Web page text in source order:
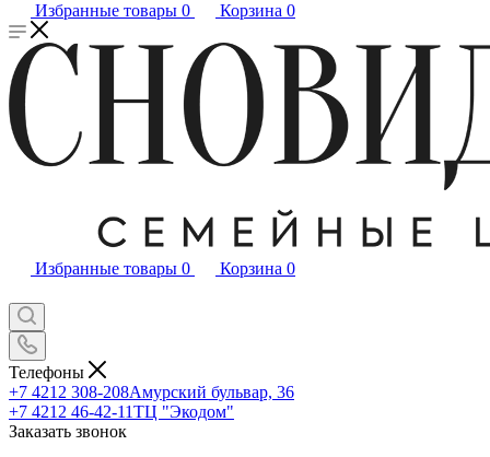
Избранные товары 0 Корзина 0
Избранные товары 0 Корзина 0
Телефоны
+7 4212 308-208Амурский бульвар, 36
+7 4212 46-42-11ТЦ "Экодом"
Заказать звонок